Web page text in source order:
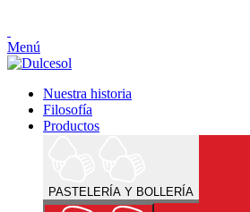
Menú
Nuestra historia
Filosofía
Productos
PASTELERÍA Y BOLLERÍA